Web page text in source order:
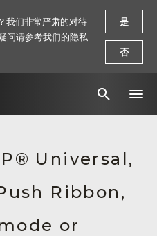
Universal,
Ribbon,
or
我们非常严肃的对待
问请参考我们的隐私
是
否